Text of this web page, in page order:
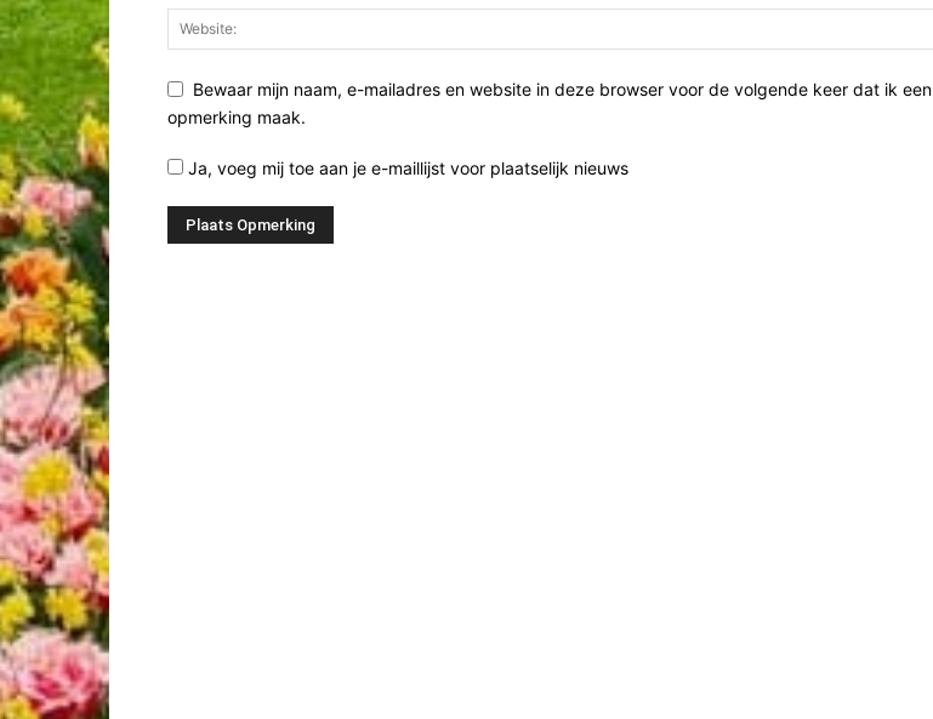
Bewaar mijn naam, e-mailadres en website in deze browser voor de volgende keer dat ik een
opmerking maak.
Ja, voeg mij toe aan je e-maillijst voor plaatselijk nieuws